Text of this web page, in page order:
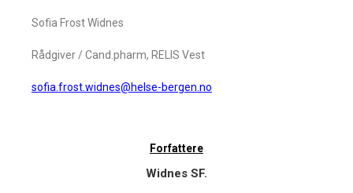
Sofia Frost Widnes
Rådgiver / Cand.pharm, RELIS Vest
sofia.frost.widnes@helse-bergen.no
Forfattere
Widnes SF.